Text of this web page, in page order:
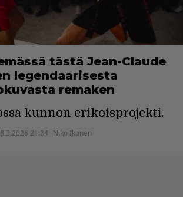
tästä Jean-Claude
legendaarisesta
remaken
kunnon erikoisprojekti.
21:34 Niko Ikonen